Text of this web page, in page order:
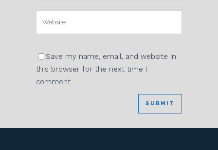
Save my name, email, and website in
this browser for the next time I
comment.